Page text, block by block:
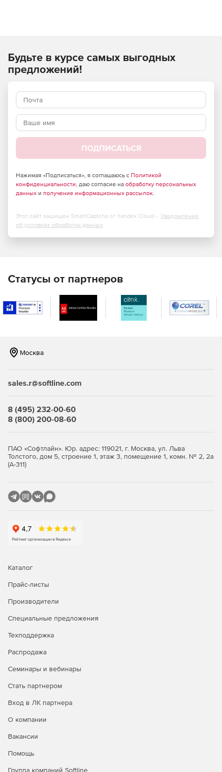
Будьте в курсе самых выгодных
предложений!
ПОДПИСАТЬСЯ
Нажимая «Подписаться», я соглашаюсь с Политикой
конфиденциальности, даю согласие на обработку персональных
данных и получение информационных рассылок.
Этот сайт защищен SmartCaptcha от Yandex Cloud - Уведомление
об условиях обработки данных
Статусы от партнеров
Москва
sales.r@softline.com
8 (495) 232-00-60
8 (800) 200-08-60
ПАО «Софтлайн». Юр. адрес: 119021, г. Москва, ул. Льва
Толстого, дом 5, строение 1, этаж 3, помещение 1, комн. № 2, 2а
(А-311)
Каталог
Прайс-листы
Производители
Специальные предложения
Техподдержка
Распродажа
Семинары и вебинары
Стать партнером
Вход в ЛК партнера
О компании
Вакансии
Помощь
Группа компаний Softline